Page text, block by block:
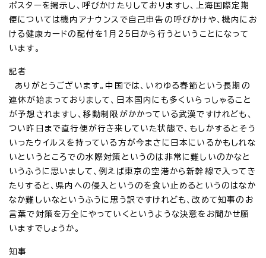
ポスターを掲示し、呼びかけたりしておりますし、上海国際定期
便については機内アナウンスで自己申告の呼びかけや、機内にお
ける健康カードの配付を1月25日から行うということになって
います。
記者
ありがとうございます。中国では、いわゆる春節という長期の
連休が始まっておりまして、日本国内にも多くいらっしゃること
が予想されますし、移動制限がかかっている武漢ですけれども、
つい昨日まで直行便が行き来していた状態で、もしかするとそう
いったウイルスを持っている方が今まさに日本にいるかもしれな
いというところでの水際対策というのは非常に難しいのかなと
いうふうに思いまして、例えば東京の空港から新幹線で入ってき
たりすると、県内への侵入というのを食い止めるというのはなか
なか難しいなというふうに思う訳ですけれども、改めて知事のお
言葉で対策を万全にやっていくというような決意をお聞かせ願
いますでしょうか。
知事